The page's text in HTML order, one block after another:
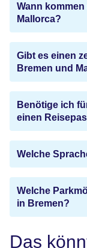
Wann
Mallorca?
Gibt es einen
Bremen und
Benötige ich
einen
Welche
Welche
in Bremen?
Das